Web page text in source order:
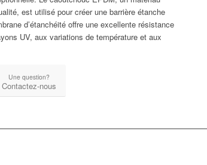
est utilisé pour créer une barrière étanche
d’étanchéité offre une excellente résistance
UV, aux variations de température et aux
Une question?
Contactez-nous